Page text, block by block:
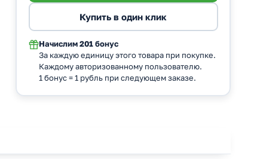
Начислим 201 бонус
За каждую единицу этого товара при покупке.
Каждому авторизованному пользователю.
1 бонус = 1 рубль при следующем заказе.